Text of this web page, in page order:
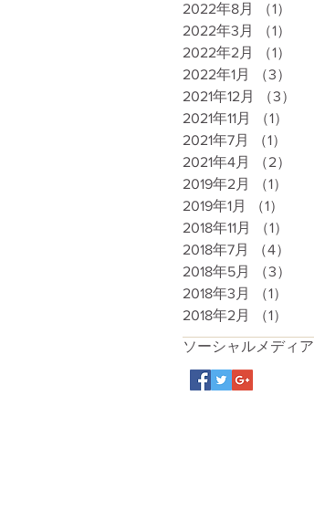
2022年8月
（1）
2022年3月
（1）
2022年2月
（1）
2022年1月
（3）
2021年12月
（3）
2021年11月
（1）
2021年7月
（1）
2021年4月
（2）
2019年2月
（1）
2019年1月
（1）
2018年11月
（1）
2018年7月
（4）
2018年5月
（3）
2018年3月
（1）
2018年2月
（1）
ソーシャルメディア